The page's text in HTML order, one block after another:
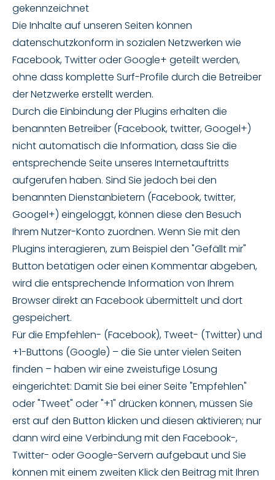
gekennzeichnet
Die Inhalte auf unseren Seiten können
datenschutzkonform in sozialen Netzwerken wie
Facebook, Twitter oder Google+ geteilt werden,
ohne dass komplette Surf-Profile durch die Betreiber
der Netzwerke erstellt werden.
Durch die Einbindung der Plugins erhalten die
benannten Betreiber (Facebook, twitter, Googel+)
nicht automatisch die Information, dass Sie die
entsprechende Seite unseres Internetauftritts
aufgerufen haben. Sind Sie jedoch bei den
benannten Dienstanbietern (Facebook, twitter,
Googel+) eingeloggt, können diese den Besuch
Ihrem Nutzer-Konto zuordnen. Wenn Sie mit den
Plugins interagieren, zum Beispiel den "Gefällt mir"
Button betätigen oder einen Kommentar abgeben,
wird die entsprechende Information von Ihrem
Browser direkt an Facebook übermittelt und dort
gespeichert.
Für die Empfehlen- (Facebook), Tweet- (Twitter) und
+1-Buttons (Google) – die Sie unter vielen Seiten
finden – haben wir eine zweistufige Lösung
eingerichtet: Damit Sie bei einer Seite "Empfehlen"
oder "Tweet" oder "+1" drücken können, müssen Sie
erst auf den Button klicken und diesen aktivieren; nur
dann wird eine Verbindung mit den Facebook-,
Twitter- oder Google-Servern aufgebaut und Sie
können mit einem zweiten Klick den Beitrag mit Ihren